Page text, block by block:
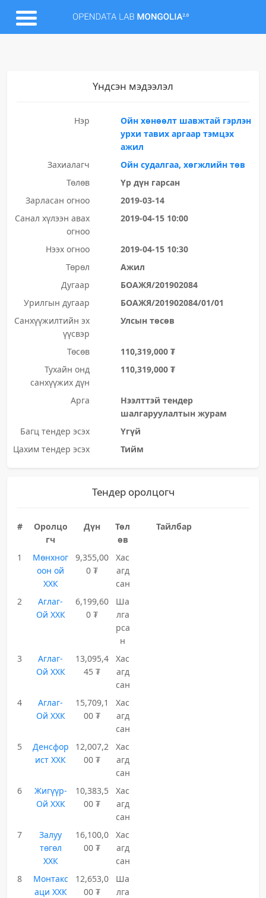
Үндсэн мэдээлэл
Нэр
Ойн хөнөөлт шавжтай гэрлэн
урхи тавих аргаар тэмцэх
ажил
Захиалагч
Ойн судалгаа, хөгжлийн төв
Төлөв
Үр дүн гарсан
Зарласан огноо
2019-03-14
Санал хүлээн авах
огноо
2019-04-15 10:00
Нээх огноо
2019-04-15 10:30
Төрөл
Ажил
Дугаар
БОАЖЯ/201902084
Урилгын дугаар
БОАЖЯ/201902084/01/01
Санхүүжилтийн эх
үүсвэр
Улсын төсөв
Төсөв
110,319,000 ₮
Тухайн онд
санхүүжих дүн
110,319,000 ₮
Арга
Нээлттэй тендер
шалгаруулалтын журам
Багц тендер эсэх
Үгүй
Цахим тендер эсэх
Тийм
Тендер оролцогч
#
Оролцо
гч
Дүн
Төл
өв
Тайлбар
1
Мөнхног
оон ой
ХХК
9,355,00
0 ₮
Хас
агд
сан
2
Аглаг-
Ой ХХК
6,199,60
0 ₮
Ша
лга
рса
н
3
Аглаг-
Ой ХХК
13,095,4
45 ₮
Хас
агд
сан
4
Аглаг-
Ой ХХК
15,709,1
00 ₮
Хас
агд
сан
5
Денсфор
ист ХХК
12,007,2
00 ₮
Хас
агд
сан
6
Жигүүр-
Ой ХХК
10,383,5
00 ₮
Хас
агд
сан
7
Залуу
төгөл
ХХК
16,100,0
00 ₮
Хас
агд
сан
8
Монтакс
аци ХХК
12,653,0
00 ₮
Ша
лга